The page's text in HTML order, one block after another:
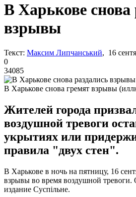
В Харькове снова
взрывы
Текст: Максим Липчанський, 16
0
34085
В Харькове снова гремят взрывы
Жителей города
воздушной тревоги
укрытиях или
правила "двух стен".
В Харькове в ночь на пятницу, 16
взрывы во время воздушной тревоги.
издание Суспільне.